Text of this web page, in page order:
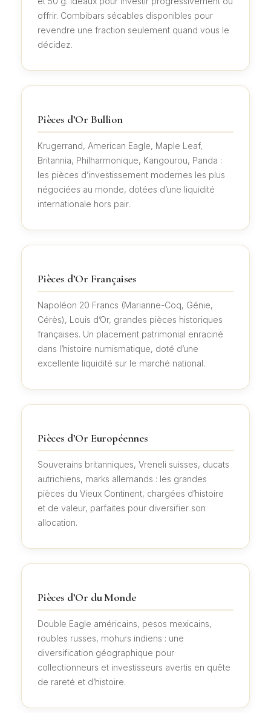
offrir. Combibars sécables disponibles pour
revendre une fraction seulement quand vous le
décidez.
Pièces d’Or Bullion
Krugerrand, American Eagle, Maple Leaf,
Britannia, Philharmonique, Kangourou, Panda :
les pièces d’investissement modernes les plus
négociées au monde, dotées d’une liquidité
internationale hors pair.
Pièces d’Or Françaises
Napoléon 20 Francs (Marianne-Coq, Génie,
Cérès), Louis d’Or, grandes pièces historiques
françaises. Un placement patrimonial enraciné
dans l’histoire numismatique, doté d’une
excellente liquidité sur le marché national.
Pièces d’Or Européennes
Souverains britanniques, Vreneli suisses, ducats
autrichiens, marks allemands : les grandes
pièces du Vieux Continent, chargées d’histoire
et de valeur, parfaites pour diversifier son
allocation.
Pièces d’Or du Monde
Double Eagle américains, pesos mexicains,
roubles russes, mohurs indiens : une
diversification géographique pour
collectionneurs et investisseurs avertis en quête
de rareté et d’histoire.